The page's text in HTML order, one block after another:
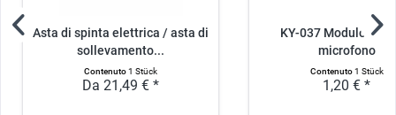
Asta di spinta elettrica / asta di
sollevamento...
Contenuto1 Stück
Da 21,49 € *
KY-037 Modulo
microfono
Contenuto1 Stück
1,20 € *